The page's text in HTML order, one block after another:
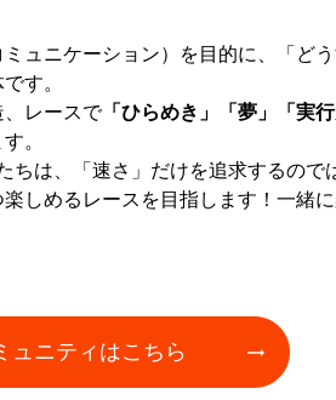
ュニケーション）を目的に、「ど
す。
レースで「ひらめき」「夢」「実
。
は、「速さ」だけを追求するので
しめるレースを目指します！一緒
ュニティはこちら